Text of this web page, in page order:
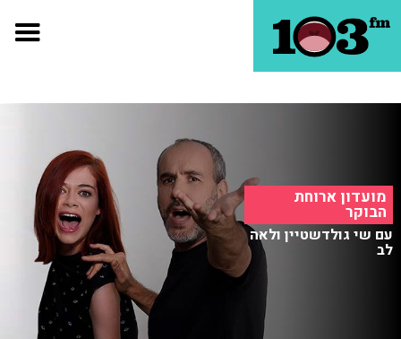
מועדון ארוחת
הבוקר
עם שי גולדשטיין ולאה
לב